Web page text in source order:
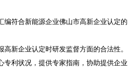
编符合新能源企业佛山市高新企业认定的
新企业认定时研发监督方面的合法性。
利状况，提供专家指南，协助提供企业